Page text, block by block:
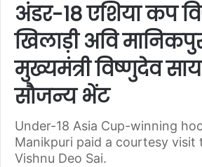
अंडर-18 एशिया कप
खिलाड़ी अवि
मुख्यमंत्री विष्णुदेव
सौजन्य भेंट
Under-18 Asia Cup-winning
Manikpuri paid a courtesy visit
Vishnu Deo Sai.